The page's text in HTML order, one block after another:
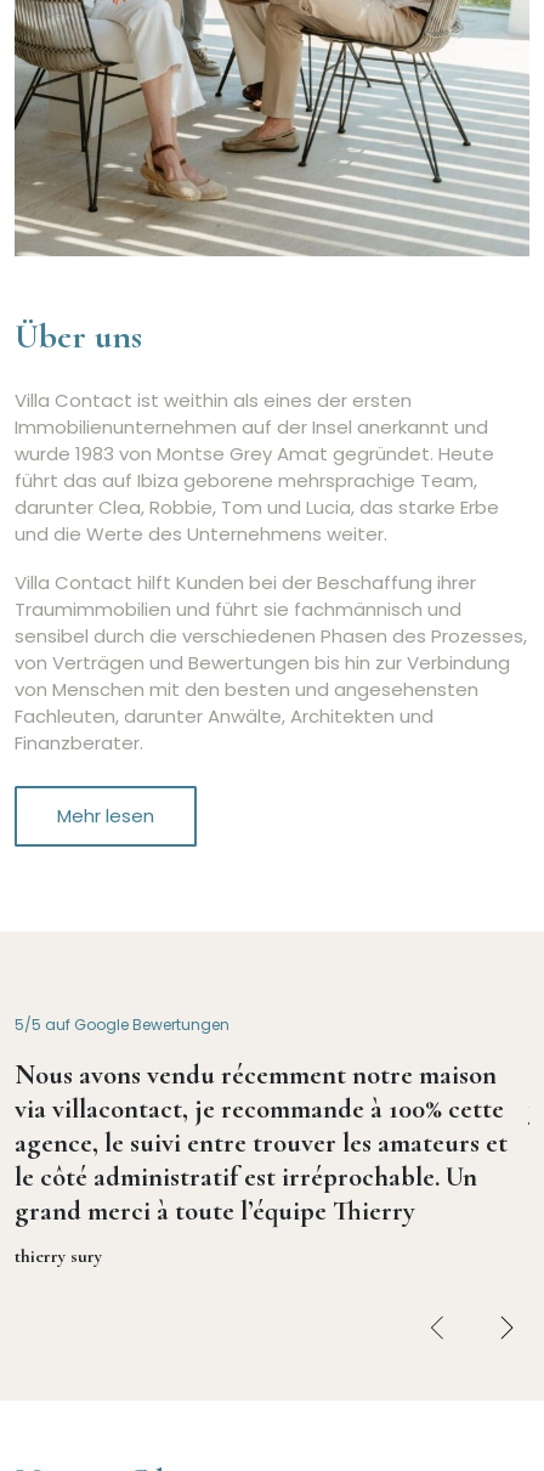
Über uns
Villa Contact ist weithin als eines der ersten
Immobilienunternehmen auf der Insel anerkannt und
wurde 1983 von Montse Grey Amat gegründet. Heute
führt das auf Ibiza geborene mehrsprachige Team,
darunter Clea, Robbie, Tom und Lucia, das starke Erbe
und die Werte des Unternehmens weiter.
Villa Contact hilft Kunden bei der Beschaffung ihrer
Traumimmobilien und führt sie fachmännisch und
sensibel durch die verschiedenen Phasen des Prozesses,
von Verträgen und Bewertungen bis hin zur Verbindung
von Menschen mit den besten und angesehensten
Fachleuten, darunter Anwälte, Architekten und
Finanzberater.
Mehr lesen
5/5 auf Google Bewertungen
Nous avons vendu récemment notre maison
via villacontact, je recommande à 100% cette
agence, le suivi entre trouver les amateurs et
le côté administratif est irréprochable. Un
grand merci à toute l’équipe Thierry
thierry sury